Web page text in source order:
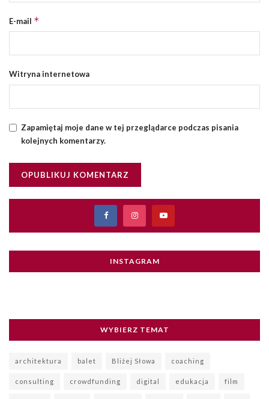
E-mail *
Witryna internetowa
Zapamiętaj moje dane w tej przeglądarce podczas pisania
kolejnych komentarzy.
INSTAGRAM
WYBIERZ TEMAT
architektura balet Bliżej Słowa coaching
consulting crowdfunding digital edukacja film